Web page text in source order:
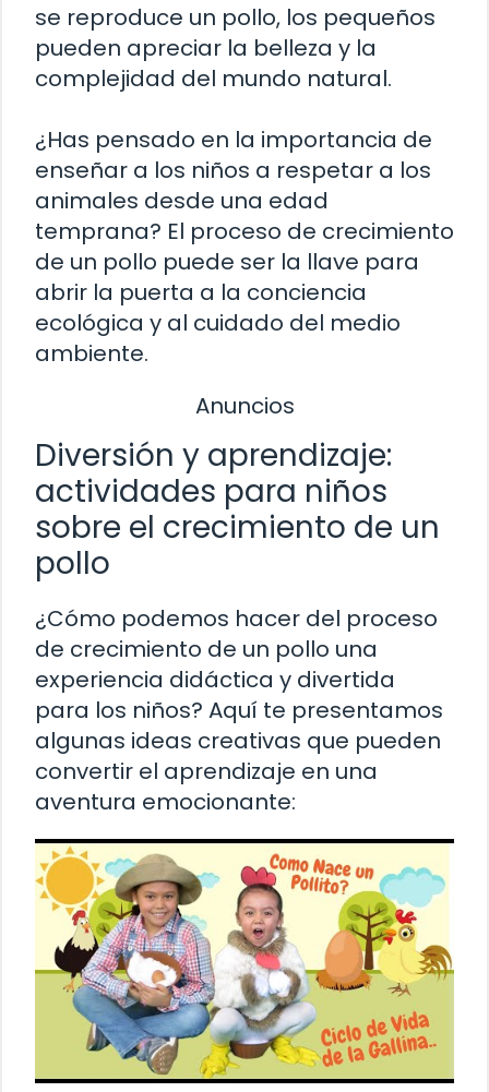
se reproduce un pollo, los pequeños
pueden apreciar la belleza y la
complejidad del mundo natural.
¿Has pensado en la importancia de
enseñar a los niños a respetar a los
animales desde una edad
temprana? El proceso de crecimiento
de un pollo puede ser la llave para
abrir la puerta a la conciencia
ecológica y al cuidado del medio
ambiente.
Anuncios
Diversión y aprendizaje:
actividades para niños
sobre el crecimiento de un
pollo
¿Cómo podemos hacer del proceso
de crecimiento de un pollo una
experiencia didáctica y divertida
para los niños? Aquí te presentamos
algunas ideas creativas que pueden
convertir el aprendizaje en una
aventura emocionante: